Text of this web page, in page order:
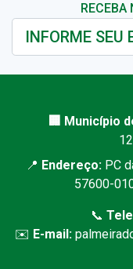
RECEBA
🏢 Município
📍 Endereço: PC
57600-
📞
✉️ E-mail: